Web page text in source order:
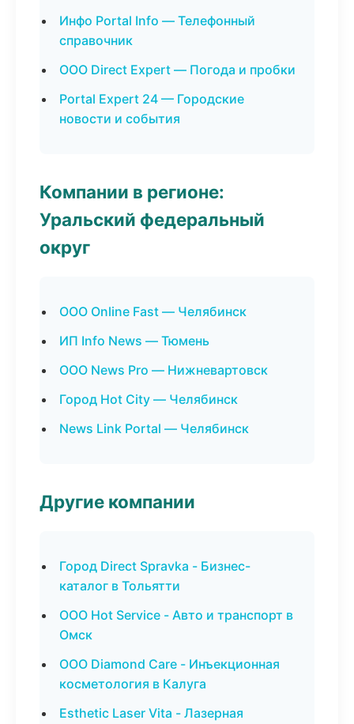
Инфо Portal Info — Телефонный
справочник
ООО Direct Expert — Погода и пробки
Portal Expert 24 — Городские
новости и события
Компании в регионе:
Уральский федеральный
округ
ООО Online Fast — Челябинск
ИП Info News — Тюмень
ООО News Pro — Нижневартовск
Город Hot City — Челябинск
News Link Portal — Челябинск
Другие компании
Город Direct Spravka - Бизнес-
каталог в Тольятти
ООО Hot Service - Авто и транспорт в
Омск
ООО Diamond Care - Инъекционная
косметология в Калуга
Esthetic Laser Vita - Лазерная